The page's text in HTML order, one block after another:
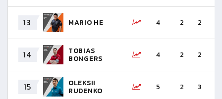
13 MARIO HE 4 2 2
14 TOBIAS
BONGERS 4 2 2
15 OLEKSII
RUDENKO 5 2 3